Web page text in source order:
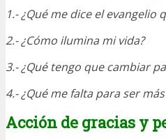
1.- ¿Qué me dice el evangelio
2.- ¿Cómo ilumina mi vida?
3.- ¿Qué tengo que cambiar
4.- ¿Qué me falta para ser
Acción de gracias y